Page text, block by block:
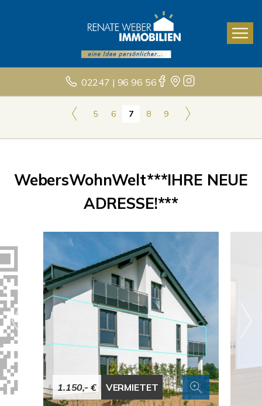
02247 | 96 96 56
5 6 7 8 9
WebersWohnWelt***IHRE NEUE
ADRESSE!***
1.150,- € VERMIETET